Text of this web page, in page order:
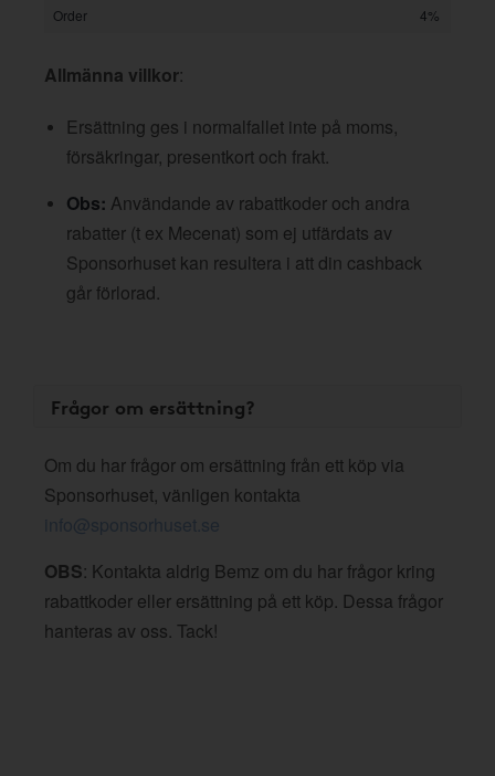
Order 4%
Allmänna villkor:
Ersättning ges i normalfallet inte på moms,
försäkringar, presentkort och frakt.
Obs: Användande av rabattkoder och andra
rabatter (t ex Mecenat) som ej utfärdats av
Sponsorhuset kan resultera i att din cashback
går förlorad.
Frågor om ersättning?
Om du har frågor om ersättning från ett köp via
Sponsorhuset, vänligen kontakta
info@sponsorhuset.se
OBS: Kontakta aldrig Bemz om du har frågor kring
rabattkoder eller ersättning på ett köp. Dessa frågor
hanteras av oss. Tack!